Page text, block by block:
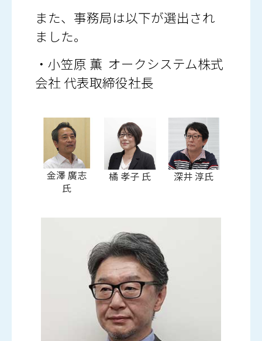
また、事務局は以下が選出され
ました。
・小笠原 薫 オークシステム株式
会社 代表取締役社長
金澤 廣志
氏
橘 孝子 氏 深井 淳氏